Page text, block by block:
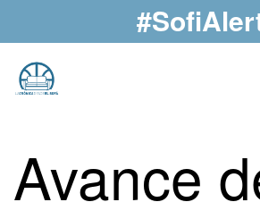
al
contenido
La
El
Sofá
Avance